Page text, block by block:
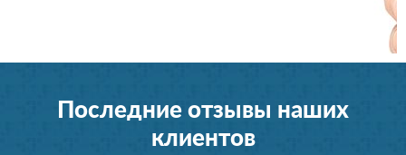
Последние отзывы наших
клиентов